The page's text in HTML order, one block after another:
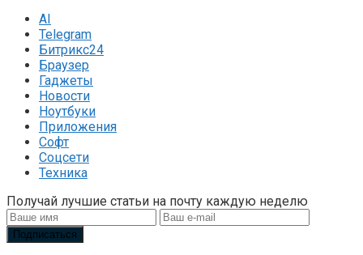
AI
Telegram
Битрикс24
Браузер
Гаджеты
Новости
Ноутбуки
Приложения
Софт
Соцсети
Техника
Получай лучшие статьи на почту каждую неделю
Подписаться